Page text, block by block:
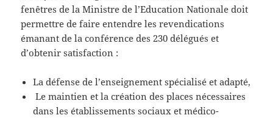
fenêtres de la Ministre de l’Education Nationale doit
permettre de faire entendre les revendications
émanant de la conférence des 230 délégués et
d’obtenir satisfaction :
La défense de l’enseignement spécialisé et adapté,
Le maintien et la création des places nécessaires
dans les établissements sociaux et médico-